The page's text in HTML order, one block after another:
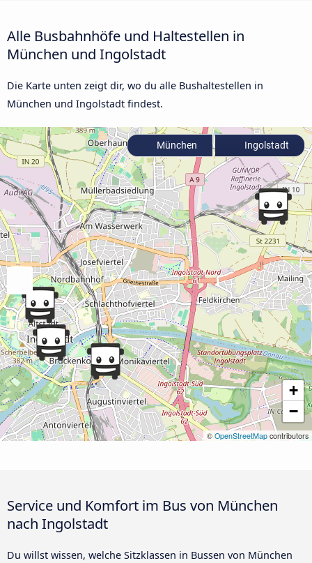
Alle Busbahnhöfe und Haltestellen in
München und Ingolstadt
Die Karte unten zeigt dir, wo du alle Bushaltestellen in
München und Ingolstadt findest.
+
−
© OpenStreetMap contributors
München Ingolstadt
Service und Komfort im Bus von München
nach Ingolstadt
Du willst wissen, welche Sitzklassen in Bussen von München